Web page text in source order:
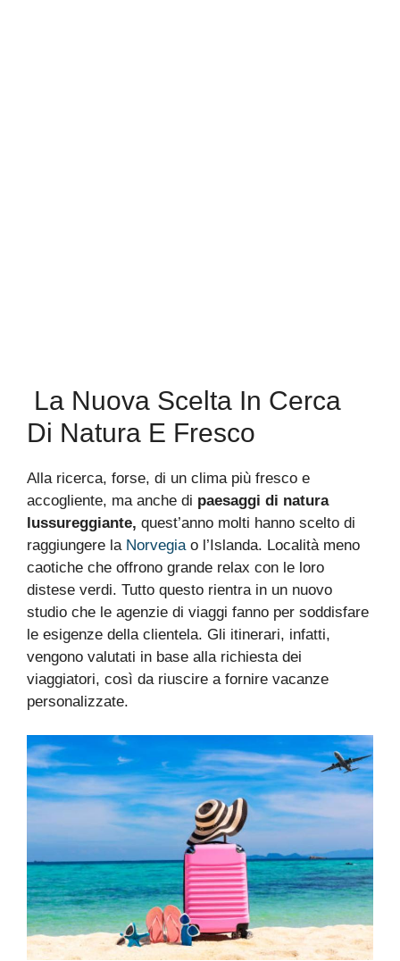
La Nuova Scelta In Cerca
Di Natura E Fresco
Alla ricerca, forse, di un clima più fresco e
accogliente, ma anche di paesaggi di natura
lussureggiante, quest’anno molti hanno scelto di
raggiungere la Norvegia o l’Islanda. Località meno
caotiche che offrono grande relax con le loro
distese verdi. Tutto questo rientra in un nuovo
studio che le agenzie di viaggi fanno per soddisfare
le esigenze della clientela. Gli itinerari, infatti,
vengono valutati in base alla richiesta dei
viaggiatori, così da riuscire a fornire vacanze
personalizzate.